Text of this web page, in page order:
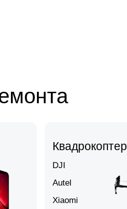
Квадрокоптер
DJI
Autel
Xiaomi